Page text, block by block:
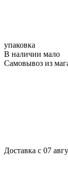
упаковка
В наличии мало
Самовывоз из
Доставка с 07